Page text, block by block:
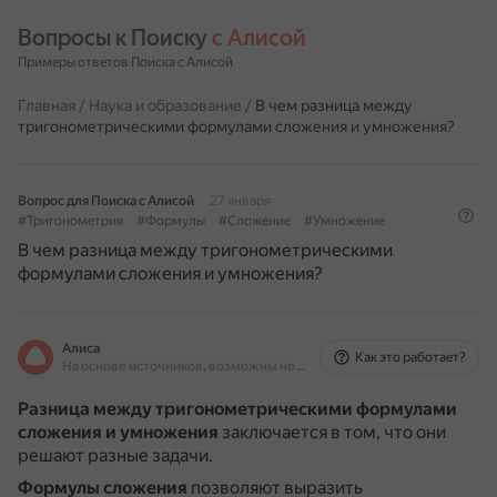
Вопросы к Поиску с Алисой
Примеры ответов Поиска с Алисой
Главная / Наука и образование / В чем разница между
тригонометрическими формулами сложения и умножения?
Вопрос для Поиска с Алисой
27 января
#Тригонометрия
#Формулы #Сложение #Умножение
В чем разница между тригонометрическими
формулами сложения и умножения?
Алиса
На основе источников, возможны неточности
Как это работает?
Разница между тригонометрическими формулами
сложения и умножения заключается в том, что они
решают разные задачи.
Формулы сложения позволяют выразить